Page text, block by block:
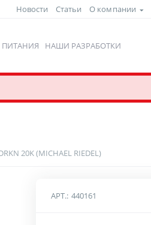
Новости Статьи О компании
НАШИ РАЗРАБОТКИ
20K (MICHAEL RIEDEL)
АРТ.: 440161